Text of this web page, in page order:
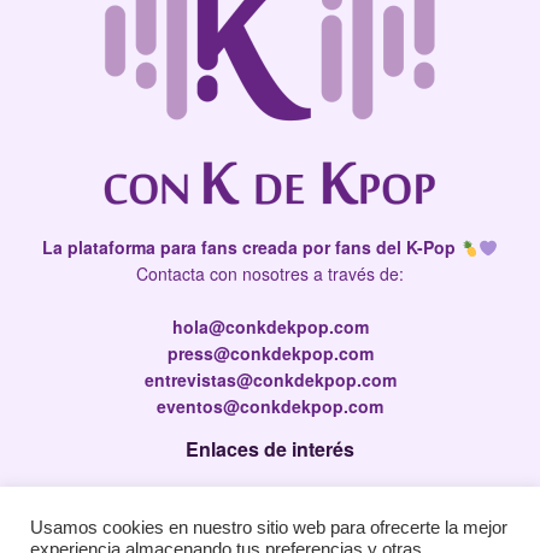
La plataforma para fans creada por fans del K-Pop
Contacta con nosotres a través de:
hola@conkdekpop.com
press@conkdekpop.com
entrevistas@conkdekpop.com
eventos@conkdekpop.com
Enlaces de interés
Política de privacidad
Usamos cookies en nuestro sitio web para ofrecerte la mejor